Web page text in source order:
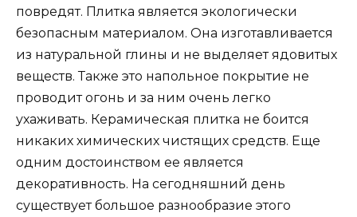
повредят. Плитка является экологически
безопасным материалом. Она изготавливается
из натуральной глины и не выделяет ядовитых
веществ. Также это напольное покрытие не
проводит огонь и за ним очень легко
ухаживать. Керамическая плитка не боится
никаких химических чистящих средств. Еще
одним достоинством ее является
декоративность. На сегодняшний день
существует большое разнообразие этого